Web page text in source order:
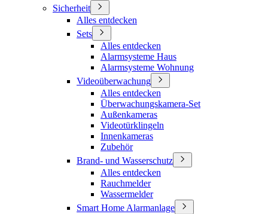
Sicherheit
Alles entdecken
Sets
Alles entdecken
Alarmsysteme Haus
Alarmsysteme Wohnung
Videoüberwachung
Alles entdecken
Überwachungskamera-Set
Außenkameras
Videotürklingeln
Innenkameras
Zubehör
Brand- und Wasserschutz
Alles entdecken
Rauchmelder
Wassermelder
Smart Home Alarmanlage